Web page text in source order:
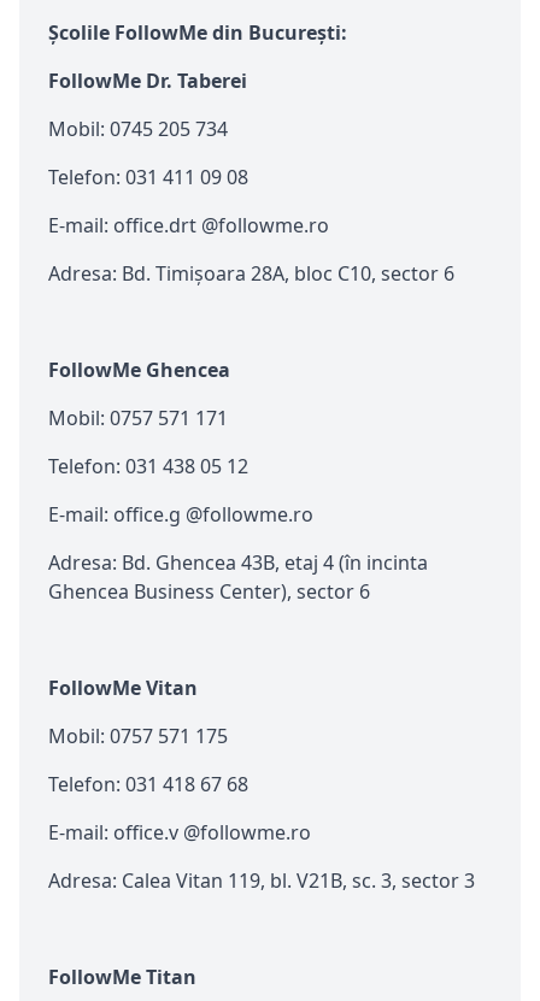
Școlile FollowMe din București:
FollowMe Dr. Taberei
Mobil: 0745 205 734
Telefon: 031 411 09 08
E-mail: office.drt @followme.ro
Adresa: Bd. Timișoara 28A, bloc C10, sector 6
FollowMe Ghencea
Mobil: 0757 571 171
Telefon: 031 438 05 12
E-mail: office.g @followme.ro
Adresa: Bd. Ghencea 43B, etaj 4 (în incinta
Ghencea Business Center), sector 6
FollowMe Vitan
Mobil: 0757 571 175
Telefon: 031 418 67 68
E-mail: office.v @followme.ro
Adresa: Calea Vitan 119, bl. V21B, sc. 3, sector 3
FollowMe Titan